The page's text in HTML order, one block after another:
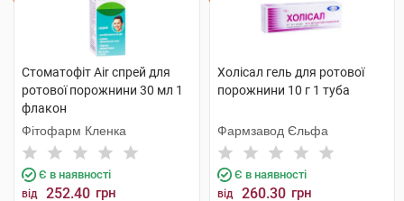
Стоматофіт Air спрей для
ротової порожнини 30 мл 1
флакон
Фітофарм Кленка
Є в наявності
від 252.40 грн
Холісал гель для ротової
порожнини 10 г 1 туба
Фармзавод Єльфа
Є в наявності
від 260.30 грн